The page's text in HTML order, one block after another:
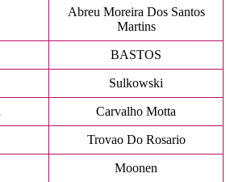
Abreu Moreira Dos Santos
Martins
BASTOS
Sulkowski
Carvalho Motta
Trovao Do Rosario
Moonen